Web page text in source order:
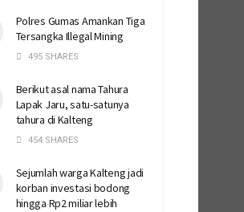
Polres Gumas Amankan Tiga
Tersangka Illegal Mining
495 SHARES
Berikut asal nama Tahura
Lapak Jaru, satu-satunya
tahura di Kalteng
454 SHARES
Sejumlah warga Kalteng jadi
korban investasi bodong
hingga Rp2 miliar lebih